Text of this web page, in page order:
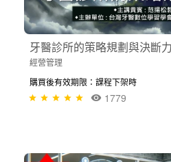
牙醫診所的策略規劃與決斷
經營管理
購買後有效期限：課程下架時
1779